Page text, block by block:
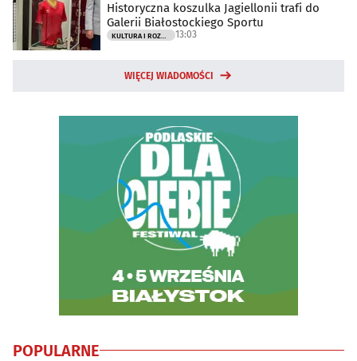
Historyczna koszulka Jagiellonii trafi do
Galerii Białostockiego Sportu
KULTURA I ROZRYWKA 13:03
WIĘCEJ WIADOMOŚCI
POPULARNE